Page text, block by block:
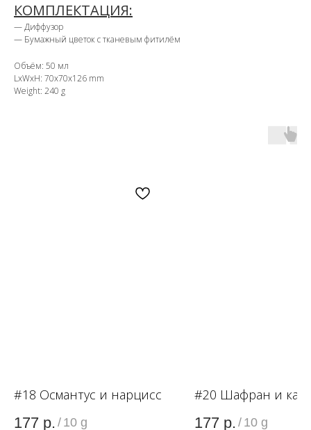
КОМПЛЕКТАЦИЯ:
— Диффузор
— Бумажный цветок с тканевым фитилём
Объём: 50 мл
LxWxH: 70x70x126 mm
Weight: 240 g
#18 Османтус и нарцисс
177 р. / 10 g
#20 Шафран и
177 р. / 10 g